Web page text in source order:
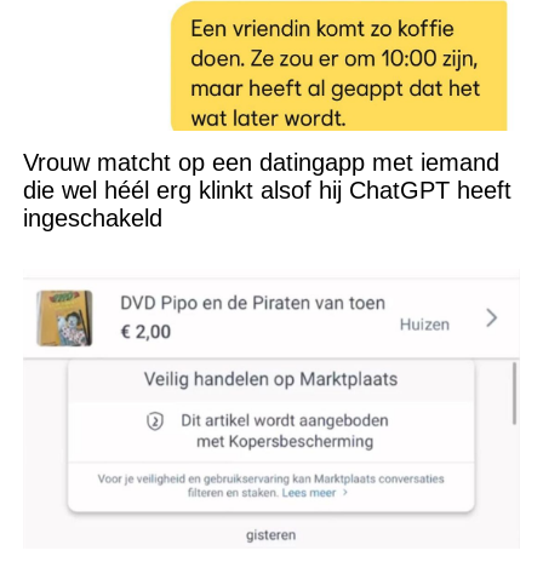
Vrouw matcht op een datingapp met iemand
die wel héél erg klinkt alsof hij ChatGPT heeft
ingeschakeld